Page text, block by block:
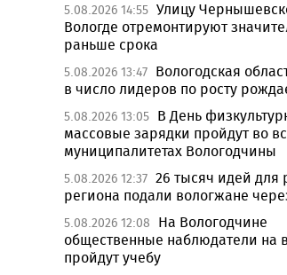
5.08.2026 14:55 Улицу
Вологде отремонтируют
раньше срока
5.08.2026 13:47 Вологодская
в число лидеров по росту
5.08.2026 13:05 В День
массовые зарядки пройдут во
муниципалитетах Вологодчины
5.08.2026 12:37 26 тысяч идей для
региона подали вологжане
5.08.2026 12:08
На Вологодчине
общественные наблюдатели на
пройдут учебу